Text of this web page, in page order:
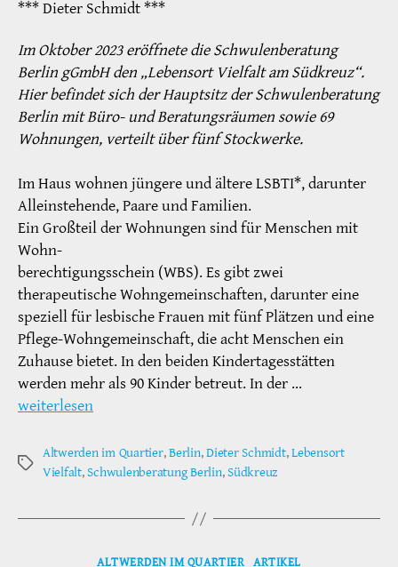
*** Dieter Schmidt ***
Im Oktober 2023 eröffnete die Schwulenberatung
Berlin gGmbH den „Lebensort Vielfalt am Südkreuz“.
Hier befindet sich der Hauptsitz der Schwulenberatung
Berlin mit Büro- und Beratungsräumen sowie 69
Wohnungen, verteilt über fünf Stockwerke.
Im Haus wohnen jüngere und ältere LSBTI*, darunter
Alleinstehende, Paare und Familien.
Ein Großteil der Wohnungen sind für Menschen mit
Wohn-
berechtigungsschein (WBS). Es gibt zwei
therapeutische Wohngemeinschaften, darunter eine
speziell für lesbische Frauen mit fünf Plätzen und eine
Pflege-Wohngemeinschaft, die acht Menschen ein
Zuhause bietet. In den beiden Kindertagesstätten
werden mehr als 90 Kinder betreut. In der …
weiterlesen
Schlagwörter
Altwerden im Quartier,Berlin,Dieter Schmidt,Lebensort
Vielfalt,Schwulenberatung Berlin,Südkreuz
Kategorien
ALTWERDEN IM QUARTIER ARTIKEL